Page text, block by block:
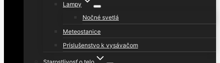
Lampy
Nočné svetlá
Meteostanice
Príslušenstvo k vysávačom